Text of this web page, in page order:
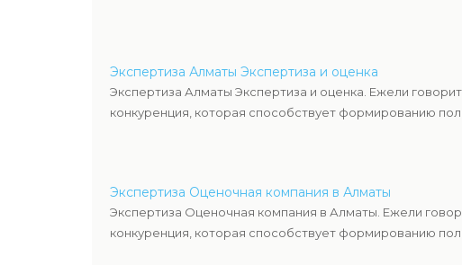
Экспертиза Алматы Экспертиза и оценка
Экспертиза Алматы Экспертиза и оценка. Ежели
конкуренция, которая способствует формированию
Экспертиза Оценочная компания в Алматы
Экспертиза Оценочная компания в Алматы. Ежели
конкуренция, которая способствует формированию